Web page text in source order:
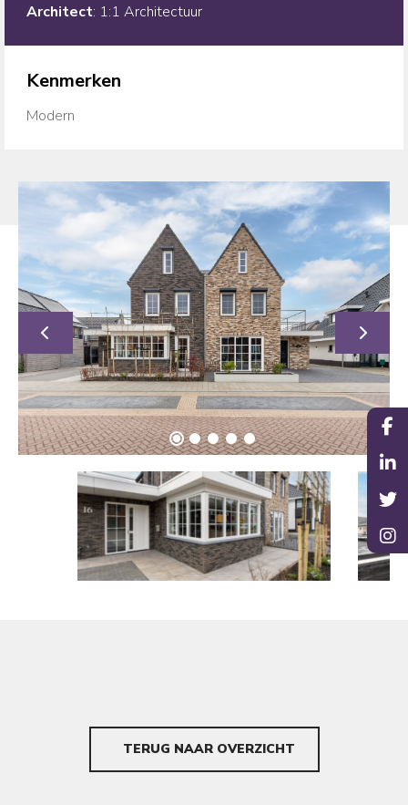
Architect: 1:1 Architectuur
Kenmerken
Modern
TERUG NAAR OVERZICHT